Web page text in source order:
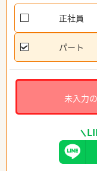
正社員
パート
未入力